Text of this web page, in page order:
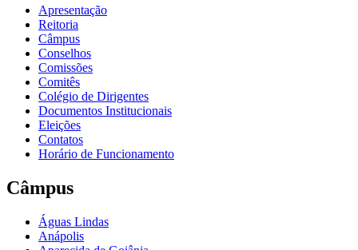
Apresentação
Reitoria
Câmpus
Conselhos
Comissões
Comitês
Colégio de Dirigentes
Documentos Institucionais
Eleições
Contatos
Horário de Funcionamento
Câmpus
Águas Lindas
Anápolis